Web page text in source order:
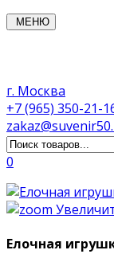
МЕНЮ
г. Москва
+7 (965) 350-21-
0
Елочная